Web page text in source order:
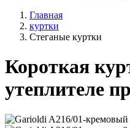
Главная
куртки
Стеганые куртки
Короткая
утеплителе